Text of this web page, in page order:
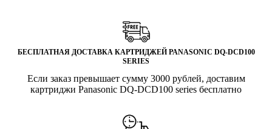
БЕСПЛАТНАЯ ДОСТАВКА КАРТРИДЖЕЙ PANASONIC DQ-DCD100
SERIES
Если заказ превышает сумму 3000 рублей, доставим
картриджи Panasonic DQ-DCD100 series бесплатно